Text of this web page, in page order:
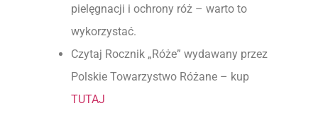
pielęgnacji i ochrony róż – warto to
wykorzystać.
Czytaj Rocznik „Róże” wydawany przez
Polskie Towarzystwo Różane – kup
TUTAJ